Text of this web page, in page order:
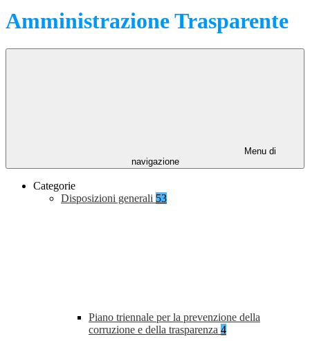
Amministrazione Trasparente
Menu di
navigazione
Categorie
Disposizioni generali 53
Piano triennale per la prevenzione della
corruzione e della trasparenza 4